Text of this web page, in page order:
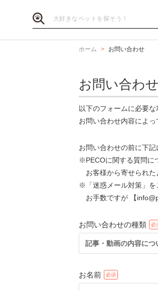
ホーム お問い合わせ
お問い合わせ
以下のフォームに必要な
お問い合わせ内容によ
お問い合わせの前に下記
※PECOに関する質問に
お客様から寄せられた
※「迷惑メール対策」を
お手数ですが 【
お問い合わせの種類
記事・動画の内容につ
お名前